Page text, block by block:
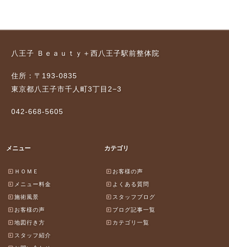
八王子 Ｂｅａｕｔｙ＋西八王子駅前整体院
住所：〒193-0835
東京都八王子市千人町3丁目2−3
042-668-5605
メニュー
ＨＯＭＥ
メニュー料金
施術風景
お客様の声
地図行き方
スタッフ紹介
カテゴリ
お客様の声
よくある質問
スタッフブログ
ブログ記事一覧
カテゴリ一覧